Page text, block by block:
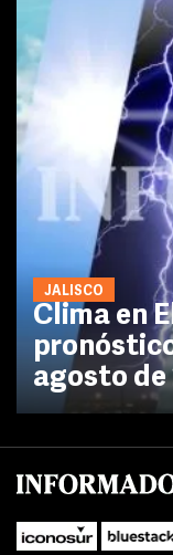
JALISCO
Clima en
agosto de